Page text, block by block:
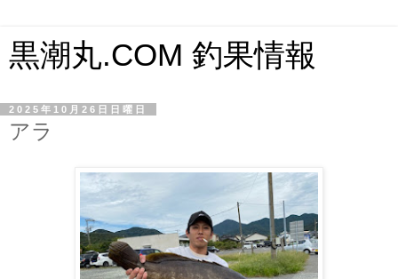
黒潮丸.COM 釣果情報
2025年10月26日日曜日
アラ